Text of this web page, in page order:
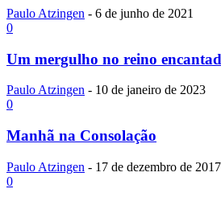
Paulo Atzingen - 6 de junho de 2021
0
Um mergulho no reino
Paulo Atzingen - 10 de janeiro de 2023
0
Manhã na Consolação
Paulo Atzingen - 17 de dezembro de 2017
0